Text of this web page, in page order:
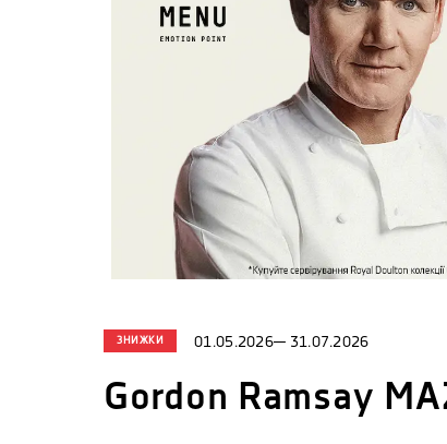
ЗНИЖКИ 01.05.2026— 31.07.2026
Gordon Ramsay